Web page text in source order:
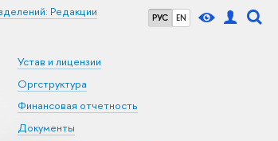
РУС EN
Редакции
Устав и лицензии
Оргструктура
Финансовая отчетность
Документы